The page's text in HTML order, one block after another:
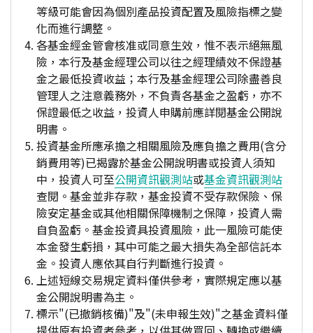
等級可能會因為個別產品投資配置及風險指標之變
化而進行調整。
各基金經金管會核准或同意生效，惟不表示絕無風
險，本行及基金經理公司以往之經理績效不保證基
金之最低投資收益；本行及基金經理公司除盡善良
管理人之注意義務外，不負責各基金之盈虧，亦不
保證最低之收益，投資人申購前應詳閱基金公開說
明書。
投資基金所應承擔之相關風險及應負擔之費用(含分
銷費用等)已揭露於基金公開說明書或投資人須知
中，投資人可至公開資訊觀測站或基金資訊觀測站
查閱。基金並非存款，基金投資不受存款保險、保
險安定基金或其他相關保障機制之保障，投資人需
自負盈虧。基金投資具投資風險，此一風險可能使
本金發生虧損，其中可能之最大損失為全部信託本
金。投資人應依其自行判斷進行投資。
上述短線交易規定資料僅供參考，實際規定應以基
金公開說明書為主。
標示"(已撤銷核備)"及"(未申報生效)"之基金資料僅